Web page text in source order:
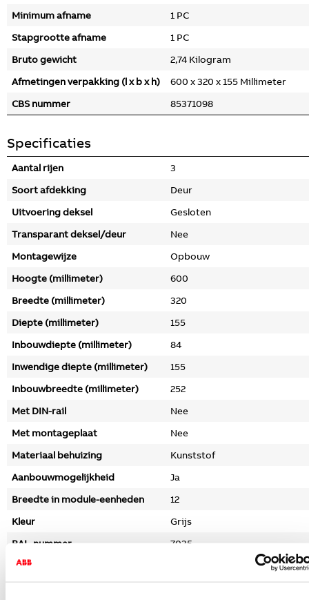
Minimum afname
1 PC
Stapgrootte afname
1 PC
Bruto gewicht
2,74 Kilogram
Afmetingen verpakking (l x b x h)
600 x 320 x 155 Millimeter
CBS nummer
85371098
Specificaties
Aantal rijen
3
Soort afdekking
Deur
Uitvoering deksel
Gesloten
Transparant deksel/deur
Nee
Montagewijze
Opbouw
Hoogte (millimeter)
600
Breedte (millimeter)
320
Diepte (millimeter)
155
Inbouwdiepte (millimeter)
84
Inwendige diepte (millimeter)
155
Inbouwbreedte (millimeter)
252
Met DIN-rail
Nee
Met montageplaat
Nee
Materiaal behuizing
Kunststof
Aanbouwmogelijkheid
Ja
Breedte in module-eenheden
12
Kleur
Grijs
RAL-nummer
7035
Met slot